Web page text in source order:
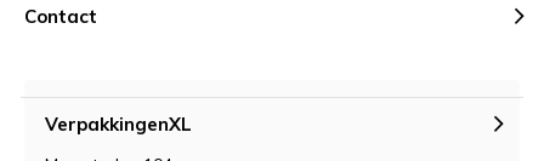
Contact
VerpakkingenXL